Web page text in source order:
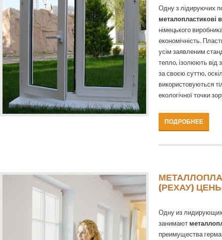
Одну з лідируючих
металопластикові
німецького
економічність.
усім заявленим
тепло, ізолюють від
за своєю суттю,
використовуються
екологічної точки
ПОДРОБНЕЕ
(РЕХАУ)
Одну из
занимают
преимущества